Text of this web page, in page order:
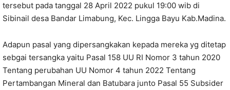
tersebut pada tanggal 28 April 2022 pukul 19:00 wib di
Sibinail desa Bandar Limabung, Kec. Lingga Bayu Kab.Madina.
Adapun pasal yang dipersangkakan kepada mereka yg ditetap
sebgai tersangka yaitu Pasal 158 UU RI Nomor 3 tahun 2020
Tentang perubahan UU Nomor 4 tahun 2022 Tentang
Pertambangan Mineral dan Batubara junto Pasal 55 Subsider